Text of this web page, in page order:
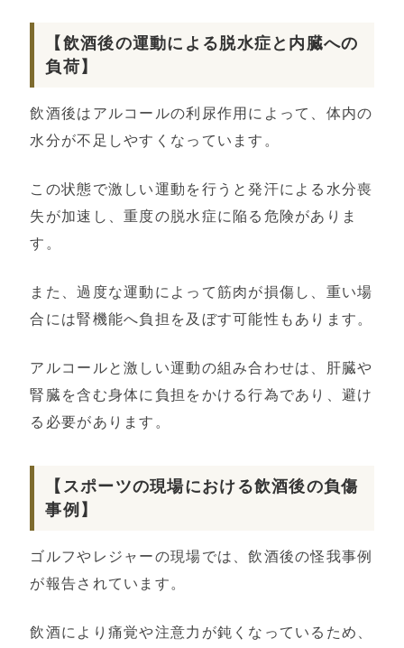
【飲酒後の運動による脱水症と内臓への
負荷】
飲酒後はアルコールの利尿作用によって、体内の
水分が不足しやすくなっています。
この状態で激しい運動を行うと発汗による水分喪
失が加速し、重度の脱水症に陥る危険がありま
す。
また、過度な運動によって筋肉が損傷し、重い場
合には腎機能へ負担を及ぼす可能性もあります。
アルコールと激しい運動の組み合わせは、肝臓や
腎臓を含む身体に負担をかける行為であり、避け
る必要があります。
【スポーツの現場における飲酒後の負傷
事例】
ゴルフやレジャーの現場では、飲酒後の怪我事例
が報告されています。
飲酒により痛覚や注意力が鈍くなっているため、